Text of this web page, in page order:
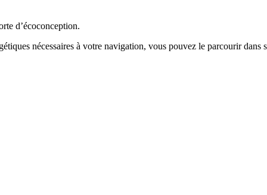
d’écoconception.
nécessaires à votre navigation, vous pouvez le parcourir